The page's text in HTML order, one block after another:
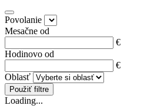
Povolanie
Mesačne od
€
Hodinovo od
€
Oblasť
Použiť filtre
Loading...